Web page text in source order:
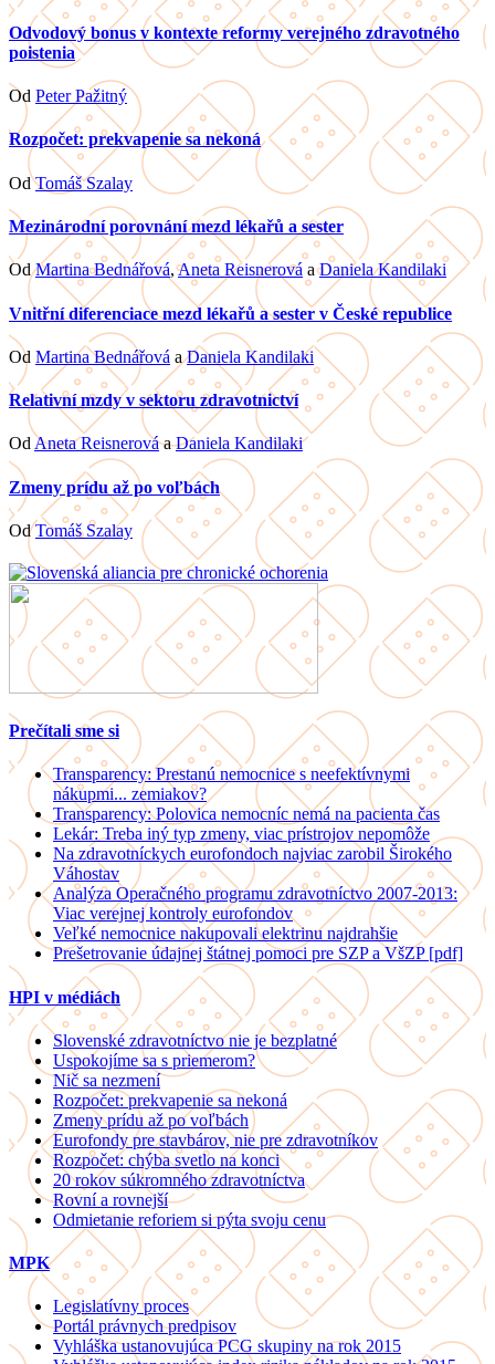
Odvodový bonus v kontexte reformy verejného zdravotného
poistenia
Od Peter Pažitný
Rozpočet: prekvapenie sa nekoná
OdTomáš Szalay
Mezinárodní porovnání mezd lékařů a sester
OdMartina Bednářová,Aneta Reisnerová aDaniela Kandilaki
Vnitřní diferenciace mezd lékařů a sester v České republice
Od Martina Bednářová aDaniela Kandilaki
Relativní mzdy v sektoru zdravotnictví
Od Aneta ReisnerováaDaniela Kandilaki
Zmeny prídu až po voľbách
OdTomáš Szalay
Prečítali sme si
Transparency: Prestanú nemocnice s neefektívnymi
nákupmi... zemiakov?
Transparency: Polovica nemocníc nemá na pacienta čas
Lekár: Treba iný typ zmeny, viac prístrojov nepomôže
Na zdravotníckych eurofondoch najviac zarobil Širokého
Váhostav
Analýza Operačného programu zdravotníctvo 2007-2013:
Viac verejnej kontroly eurofondov
Veľké nemocnice nakupovali elektrinu najdrahšie
Prešetrovanie údajnej štátnej pomoci pre SZP a VšZP [pdf]
HPI v médiách
Slovenské zdravotníctvo nie je bezplatné
Uspokojíme sa s priemerom?
Nič sa nezmení
Rozpočet: prekvapenie sa nekoná
Zmeny prídu až po voľbách
Eurofondy pre stavbárov, nie pre zdravotníkov
Rozpočet: chýba svetlo na konci
20 rokov súkromného zdravotníctva
Rovní a rovnejší
Odmietanie reforiem si pýta svoju cenu
MPK
Legislatívny proces
Portál právnych predpisov
Vyhláška ustanovujúca PCG skupiny na rok 2015